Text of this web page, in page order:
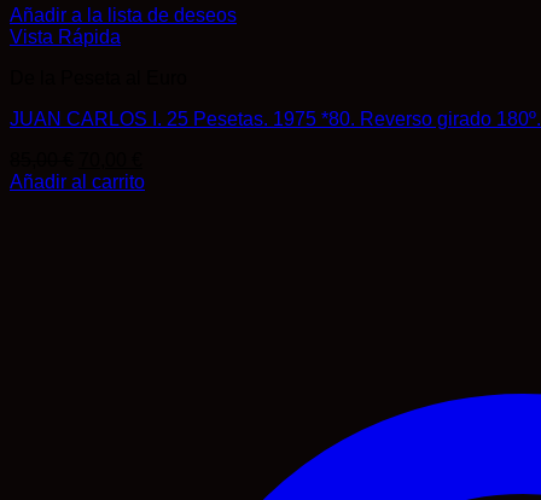
Añadir a la lista de deseos
Vista Rápida
JUAN CARLOS I. 25 Pesetas. 1975 *80. Reverso girado
precio precio
Añadir al carrito